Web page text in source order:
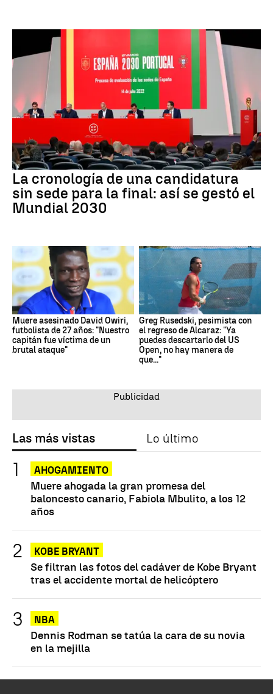
La cronología de una candidatura
sin sede para la final: así se gestó el
Mundial 2030
Muere asesinado David Owiri,
futbolista de 27 años: "Nuestro
capitán fue víctima de un
brutal ataque"
Greg Rusedski, pesimista con
el regreso de Alcaraz: "Ya
puedes descartarlo del US
Open, no hay manera de
que..."
Las más vistas Lo último
AHOGAMIENTO
Muere ahogada la gran promesa del
baloncesto canario, Fabiola Mbulito, a los 12
años
KOBE BRYANT
Se filtran las fotos del cadáver de Kobe Bryant
tras el accidente mortal de helicóptero
NBA
Dennis Rodman se tatúa la cara de su novia
en la mejilla